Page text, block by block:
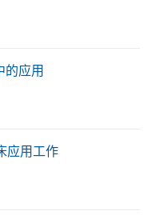
的应用
应用工作